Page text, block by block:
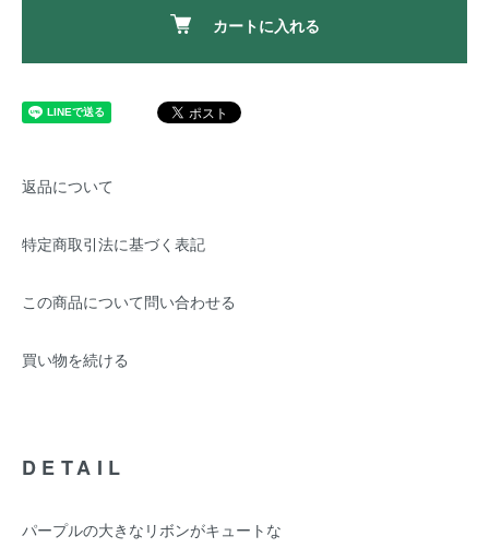
カートに入れる
返品について
特定商取引法に基づく表記
この商品について問い合わせる
買い物を続ける
DETAIL
パープルの大きなリボンがキュートな